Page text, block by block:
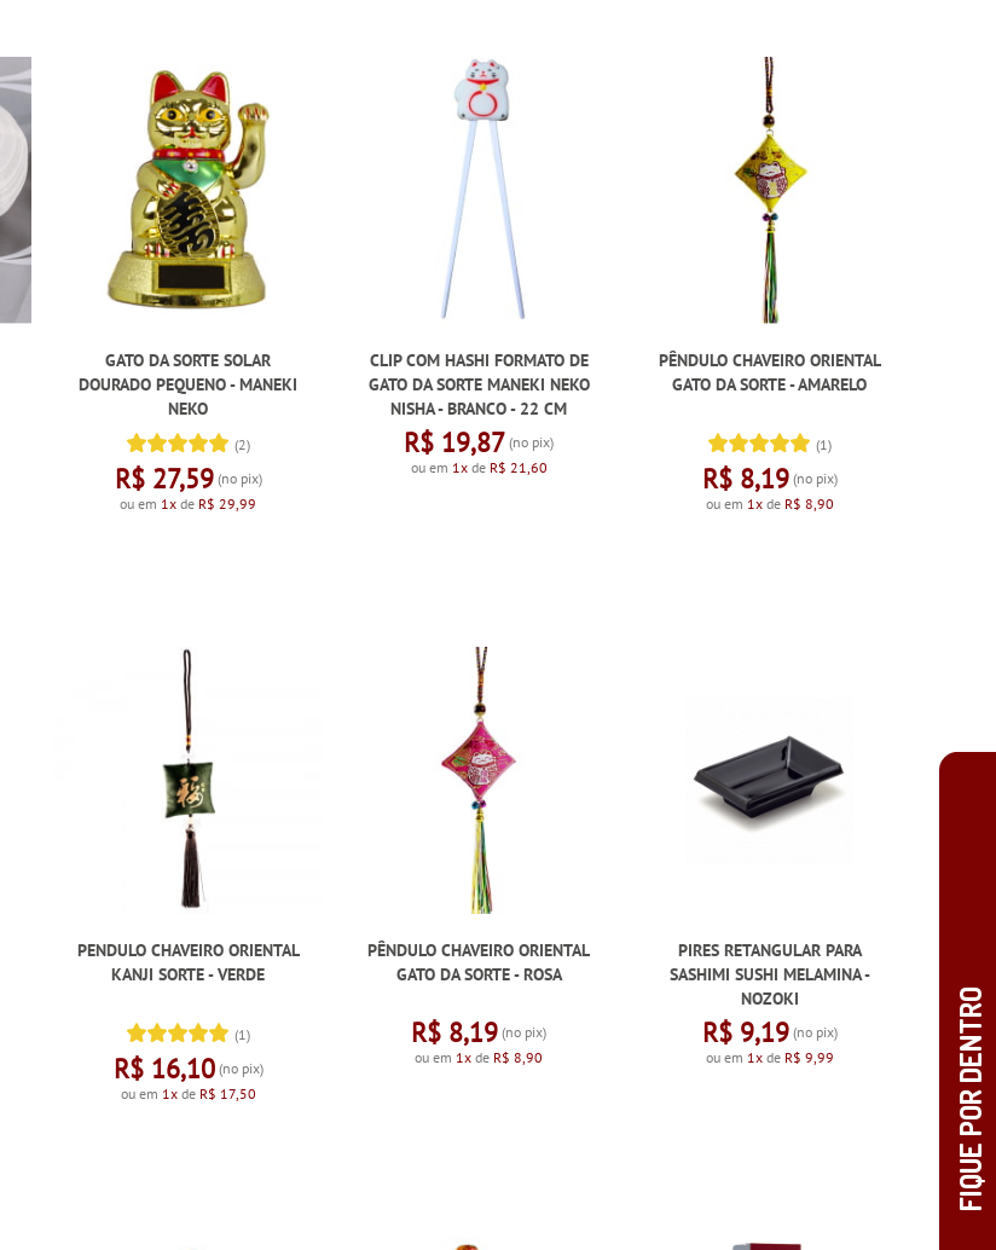
GATO DA SORTE SOLAR
DOURADO PEQUENO - MANEKI
NEKO
(2)
R$ 27,59(no pix)
ou em 1x de R$ 29,99
CLIP COM HASHI FORMATO DE
GATO DA SORTE MANEKI NEKO
NISHA - BRANCO - 22 CM
R$ 19,87 (no pix)
ou em 1xde R$ 21,60
PÊNDULO CHAVEIRO ORIENTAL
GATO DA SORTE - AMARELO
(1)
R$ 8,19(no pix)
ou em 1xde R$ 8,90
PENDULO CHAVEIRO ORIENTAL
KANJI SORTE - VERDE
(1)
R$ 16,10(no pix)
ou em 1xde R$ 17,50
PÊNDULO CHAVEIRO ORIENTAL
GATO DA SORTE - ROSA
R$ 8,19 (no pix)
ou em 1x de R$ 8,90
PIRES RETANGULAR PARA
SASHIMI SUSHI MELAMINA -
NOZOKI
R$ 9,19(no pix)
ou em 1xde R$ 9,99